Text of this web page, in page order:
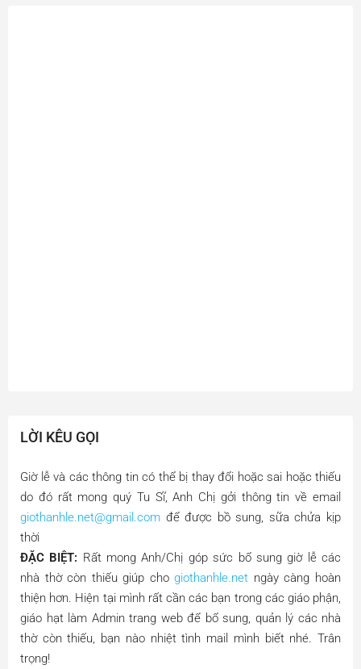
LỜI KÊU GỌI
Giờ lễ và các thông tin có thể bị thay đổi hoặc sai hoặc thiếu
do đó rất mong quý Tu Sĩ, Anh Chị gởi thông tin về email
giothanhle.net@gmail.com để được bồ sung, sữa chửa kịp
thời
ĐẶC BIỆT: Rất mong Anh/Chị góp sức bổ sung giờ lễ các
nhà thờ còn thiếu giúp chogiothanhle.net ngày càng hoàn
thiện hơn. Hiện tại mình rất cần các bạn trong các giáo phận,
giáo hạt làm Admin trang web để bổ sung, quản lý các nhà
thờ còn thiếu, bạn nào nhiệt tình mail mình biết nhé. Trân
trọng!